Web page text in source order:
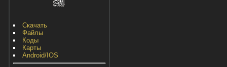
Скачать
Файлы
Коды
Карты
Android/IOS